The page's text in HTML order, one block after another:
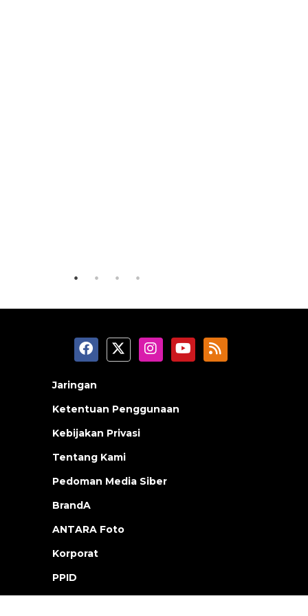
Jaringan
Ketentuan Penggunaan
Kebijakan Privasi
Tentang Kami
Pedoman Media Siber
BrandA
ANTARA Foto
Korporat
PPID